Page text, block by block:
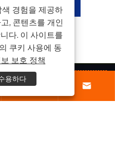
 
경험을 제공하
, 콘텐츠를 개인
다. 이 사이트를
쿠키 사용에 동
보호 정책
용하다